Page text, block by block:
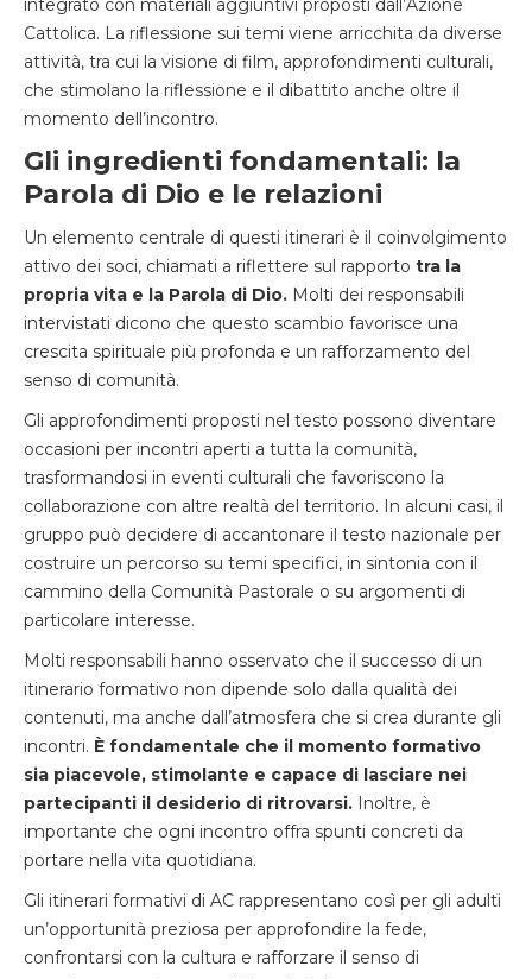
integrato con materiali aggiuntivi proposti dall’Azione
Cattolica. La riflessione sui temi viene arricchita da diverse
attività, tra cui la visione di film, approfondimenti culturali,
che stimolano la riflessione e il dibattito anche oltre il
momento dell’incontro.
Gli ingredienti fondamentali: la
Parola di Dio e le relazioni
Un elemento centrale di questi itinerari è il coinvolgimento
attivo dei soci, chiamati a riflettere sul rapporto tra la
propria vita e la Parola di Dio. Molti dei responsabili
intervistati dicono che questo scambio favorisce una
crescita spirituale più profonda e un rafforzamento del
senso di comunità.
Gli approfondimenti proposti nel testo possono diventare
occasioni per incontri aperti a tutta la comunità,
trasformandosi in eventi culturali che favoriscono la
collaborazione con altre realtà del territorio. In alcuni casi, il
gruppo può decidere di accantonare il testo nazionale per
costruire un percorso su temi specifici, in sintonia con il
cammino della Comunità Pastorale o su argomenti di
particolare interesse.
Molti responsabili hanno osservato che il successo di un
itinerario formativo non dipende solo dalla qualità dei
contenuti, ma anche dall’atmosfera che si crea durante gli
incontri. È fondamentale che il momento formativo
sia piacevole, stimolante e capace di lasciare nei
partecipanti il desiderio di ritrovarsi. Inoltre, è
importante che ogni incontro offra spunti concreti da
portare nella vita quotidiana.
Gli itinerari formativi di AC rappresentano così per gli adulti
un’opportunità preziosa per approfondire la fede,
confrontarsi con la cultura e rafforzare il senso di